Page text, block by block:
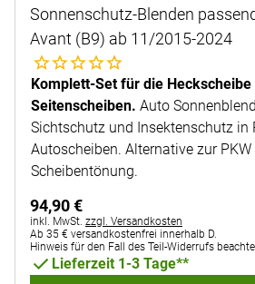
Sonnenschutz-Blenden
Avant (B9) ab 11/2015-2024
Noch keine Bewertungen abgegeben
Komplett-Set für die
Seitenscheiben. Auto
Sichtschutz und Insektenschutz in
Autoscheiben. Alternative zur
Scheibentönung.
94,90€
Steuerhinweis:
inkl. MwSt. zzgl. Versandkosten
Ab 35 € versandkostenfrei innerhalb D.
Hinweis für den Fall des Teil-Widerrufs
Lieferzeit 1-3 Tage**